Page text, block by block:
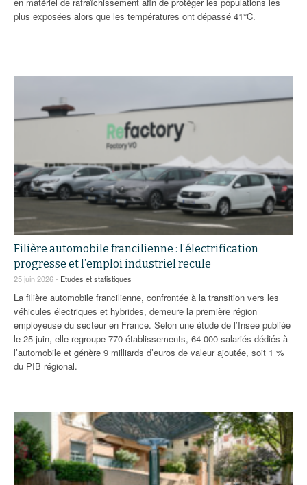
en matériel de rafraîchissement afin de protéger les populations les
plus exposées alors que les températures ont dépassé 41°C.
Filière automobile francilienne : l’électrification
progresse et l’emploi industriel recule
25 juin 2026 - Etudes et statistiques
La filière automobile francilienne, confrontée à la transition vers les
véhicules électriques et hybrides, demeure la première région
employeuse du secteur en France. Selon une étude de l’Insee publiée
le 25 juin, elle regroupe 770 établissements, 64 000 salariés dédiés à
l’automobile et génère 9 milliards d’euros de valeur ajoutée, soit 1 %
du PIB régional.